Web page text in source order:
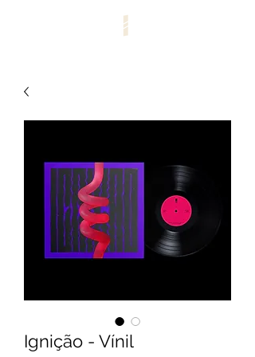
Ignição - Vínil